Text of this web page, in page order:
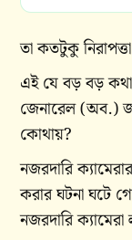
তা কতটুকু
এই যে বড় বড় কথা
জেনারেল (অব.)
কোথায়?
নজরদারি
করার ঘটনা ঘটে
নজরদারি